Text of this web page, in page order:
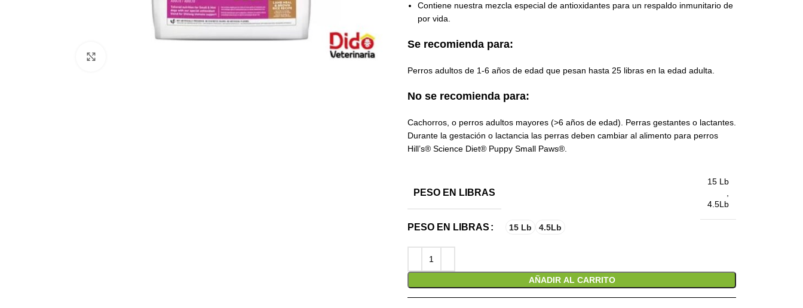
Contiene nuestra mezcla especial de antioxidantes para un respaldo inmunitario de
por vida.
Se recomienda para:
Perros adultos de 1-6 años de edad que pesan hasta 25 libras en la edad adulta.
No se recomienda para:
Cachorros, o perros adultos mayores (>6 años de edad). Perras gestantes o lactantes.
Durante la gestación o lactancia las perras deben cambiar al alimento para perros
Hill’s® Science Diet® Puppy Small Paws®
PESO EN LIBRAS
15 Lb
4.5Lb
PESO EN LIBRAS 15 Lb 4.5Lb
AÑADIR AL CARRITO